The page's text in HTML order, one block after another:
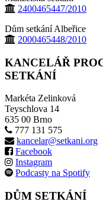
2400465447/2010
Dům setkání Albeřice
2000465448/2010
KANCELÁŘ
SETKÁNÍ
Markéta Zelinková
Teyschlova 14
635 00 Brno
777 131 575
kancelar@setkani.org
Facebook
Instagram
Podcasty na Spotify
DŮM SETKÁNÍ